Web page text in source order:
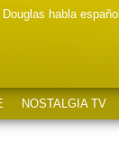
habla español
NOSTALGIA TV